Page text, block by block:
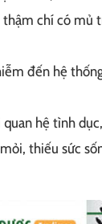
chí có mủ
đến hệ
hệ tình
thiếu sức